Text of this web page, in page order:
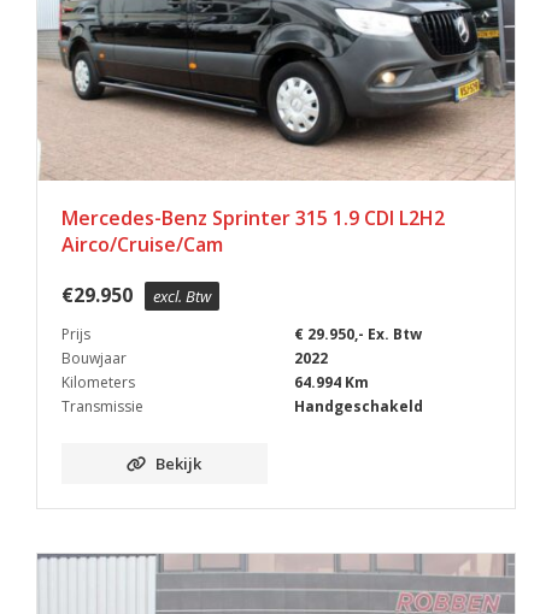
Mercedes-Benz Sprinter 315 1.9 CDI L2H2
Airco/Cruise/Cam
€29.950 excl. Btw
Prijs
€ 29.950,- Ex. Btw
Bouwjaar
2022
Kilometers
64.994 Km
Transmissie
Handgeschakeld
Bekijk